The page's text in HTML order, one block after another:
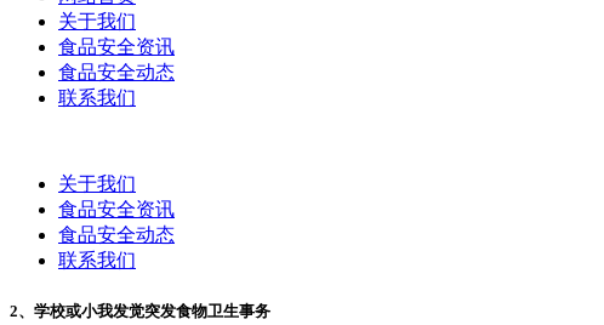
关于我们
食品安全资讯
食品安全动态
联系我们
关于我们
食品安全资讯
食品安全动态
联系我们
2、学校或小我发觉突发食物卫生事务